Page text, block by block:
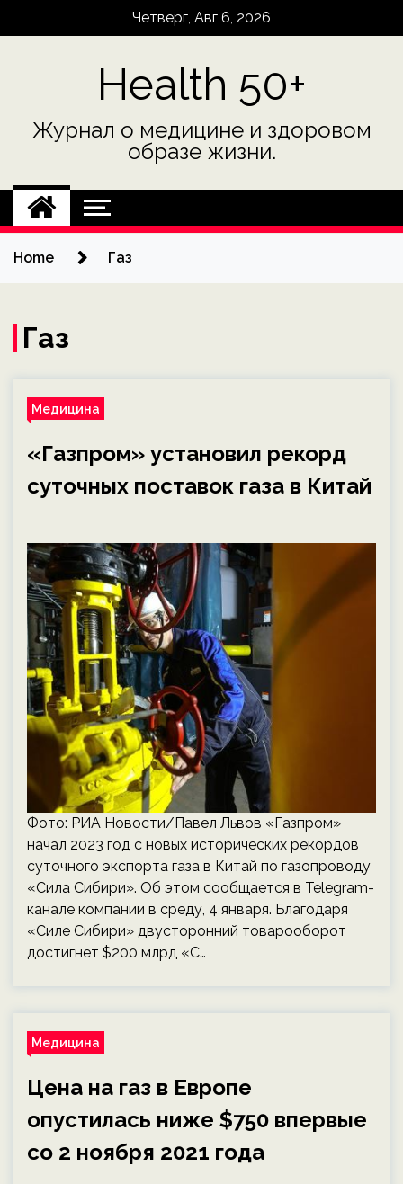
Четверг, Авг 6, 2026
Health 50+
Журнал о медицине и здоровом
образе жизни.
Home Газ
Газ
Медицина
«Газпром» установил рекорд
суточных поставок газа в Китай
Фото: РИА Новости/Павел Львов «Газпром»
начал 2023 год с новых исторических рекордов
суточного экспорта газа в Китай по газопроводу
«Сила Сибири». Об этом сообщается в Telegram-
канале компании в среду, 4 января. Благодаря
«Силе Сибири» двусторонний товарооборот
достигнет $200 млрд «С…
Медицина
Цена на газ в Европе
опустилась ниже $750 впервые
со 2 ноября 2021 года